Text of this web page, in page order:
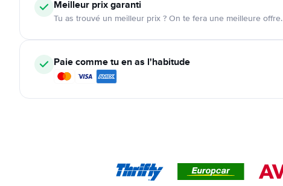
Meilleur prix garanti
Tu as trouvé un meilleur prix ? On te fera une meilleure offre.
Paie comme tu en as l'habitude